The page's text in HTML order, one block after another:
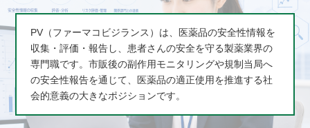
PV（ファーマコビジランス）は、医薬品の安全性情報を
収集・評価・報告し、患者さんの安全を守る製薬業界の
専門職です。市販後の副作用モニタリングや規制当局へ
の安全性報告を通じて、医薬品の適正使用を推進する社
会的意義の大きなポジションです。